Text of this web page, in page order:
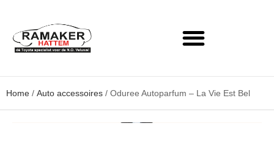
Home / Auto accessoires / Oduree Autoparfum – La Vie Est Bel